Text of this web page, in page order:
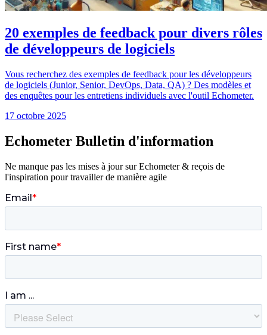
20 exemples de feedback pour divers rôles
de développeurs de logiciels
Vous recherchez des exemples de feedback pour les développeurs
de logiciels (Junior, Senior, DevOps, Data, QA) ? Des modèles et
des enquêtes pour les entretiens individuels avec l'outil Echometer.
17 octobre 2025
Echometer Bulletin d'information
Ne manque pas les mises à jour sur Echometer & reçois de
l'inspiration pour travailler de manière agile